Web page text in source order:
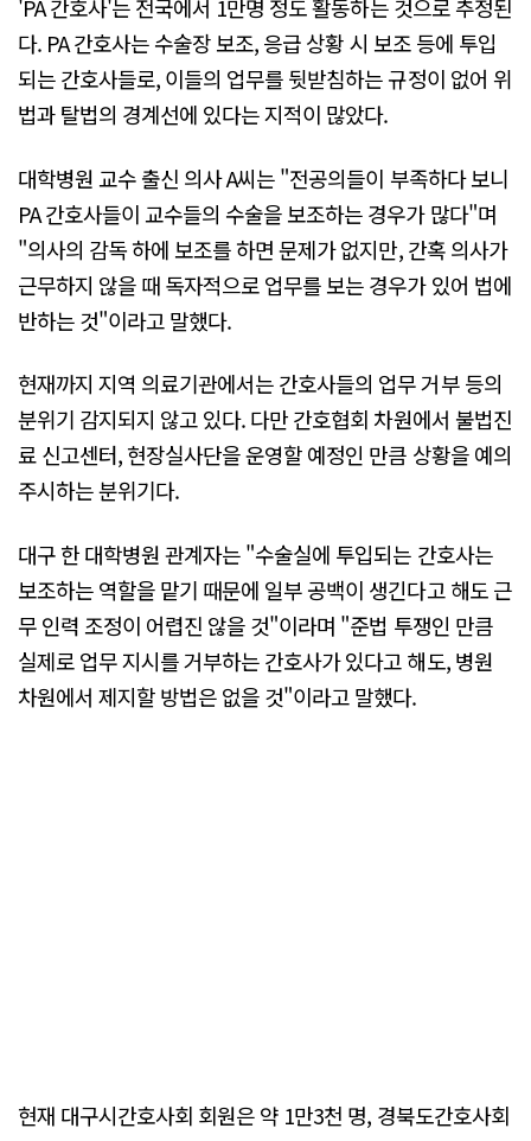
'PA 간호사'는 전국에서 1만명 정도 활동하는 것으로 추정된
다. PA 간호사는 수술장 보조, 응급 상황 시 보조 등에 투입
되는 간호사들로, 이들의 업무를 뒷받침하는 규정이 없어 위
법과 탈법의 경계선에 있다는 지적이 많았다.
대학병원 교수 출신 의사 A씨는 "전공의들이 부족하다 보니
PA 간호사들이 교수들의 수술을 보조하는 경우가 많다"며
"의사의 감독 하에 보조를 하면 문제가 없지만, 간혹 의사가
근무하지 않을 때 독자적으로 업무를 보는 경우가 있어 법에
반하는 것"이라고 말했다.
현재까지 지역 의료기관에서는 간호사들의 업무 거부 등의
분위기 감지되지 않고 있다. 다만 간호협회 차원에서 불법진
료 신고센터, 현장실사단을 운영할 예정인 만큼 상황을 예의
주시하는 분위기다.
대구 한 대학병원 관계자는 "수술실에 투입되는 간호사는
보조하는 역할을 맡기 때문에 일부 공백이 생긴다고 해도 근
무 인력 조정이 어렵진 않을 것"이라며 "준법 투쟁인 만큼
실제로 업무 지시를 거부하는 간호사가 있다고 해도, 병원
차원에서 제지할 방법은 없을 것"이라고 말했다.
현재 대구시간호사회 회원은 약 1만3천 명, 경북도간호사회